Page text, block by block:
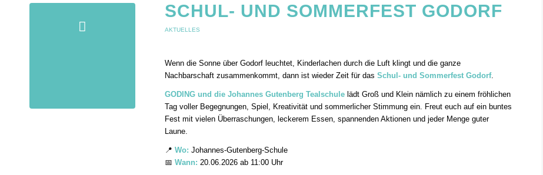
SCHUL- UND SOMMERFEST GODORF
AKTUELLES
Wenn die Sonne über Godorf leuchtet, Kinderlachen durch die Luft klingt und die ganze
Nachbarschaft zusammenkommt, dann ist wieder Zeit für das Schul- und Sommerfest Godorf.
GODING und die Johannes Gutenberg Tealschule lädt Groß und Klein nämlich zu einem fröhlichen
Tag voller Begegnungen, Spiel, Kreativität und sommerlicher Stimmung ein. Freut euch auf ein buntes
Fest mit vielen Überraschungen, leckerem Essen, spannenden Aktionen und jeder Menge guter
Laune.
📍 Wo: Johannes-Gutenberg-Schule
📅 Wann: 20.06.2026 ab 11:00 Uhr